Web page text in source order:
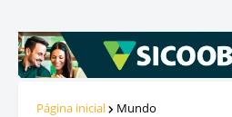
Página inicial Mundo